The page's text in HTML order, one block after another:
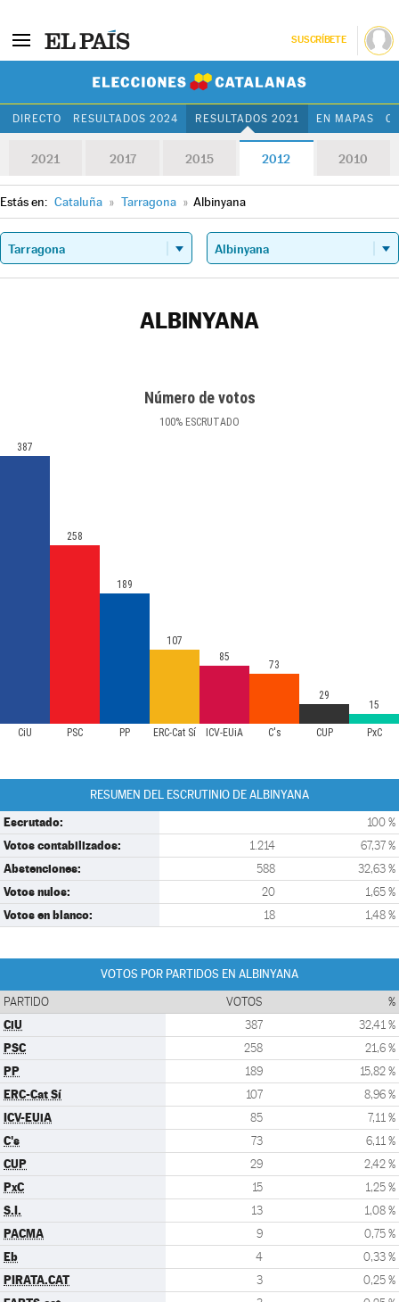
SUSCRÍBETE
DIRECTO RESULTADOS 2024 RESULTADOS 2021 EN MAPAS
2021 2017 2015 2012 2010
Estás en: Cataluña » Tarragona » Albinyana
ALBINYANA
Número de votos
100% ESCRUTADO
CiU PSC PP ERC-Cat Sí ICV-EUiA C's CUP PxC
387
258
189
107
85
73
29
15
RESUMEN DEL ESCRUTINIO DE ALBINYANA
Escrutado: 100 %
Votos contabilizados: 1.214 67,37 %
Abstenciones: 588 32,63 %
Votos nulos: 20 1,65 %
Votos en blanco: 18 1,48 %
VOTOS POR PARTIDOS EN ALBINYANA
PARTIDO VOTOS %
CiU 387 32,41 %
PSC 258 21,6 %
PP 189 15,82 %
ERC-Cat Sí 107 8,96 %
ICV-EUiA 85 7,11 %
C's 73 6,11 %
CUP 29 2,42 %
PxC 15 1,25 %
S.I. 13 1,08 %
PACMA 9 0,75 %
Eb 4 0,33 %
PIRATA.CAT 3 0,25 %